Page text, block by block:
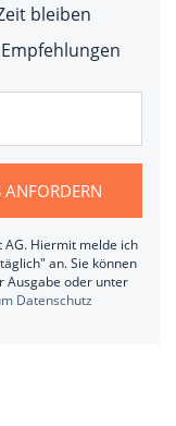
bleiben
ANFORDERN
AG. Hiermit melde ich
an. Sie können
Ausgabe oder unter
Datenschutz